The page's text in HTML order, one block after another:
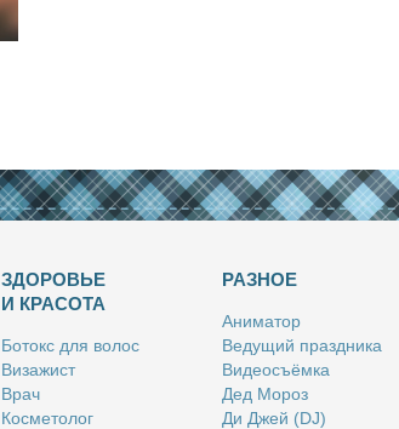
ЗДОРОВЬЕ
И КРАСОТА
Бо­токс для во­лос
Ви­за­жист
Врач
Кос­ме­то­лог
РАЗНОЕ
Ани­ма­тор
Ве­ду­щий празд­ни­ка
Ви­део­съём­ка
Дед Мо­роз
Ди Джей (DJ)